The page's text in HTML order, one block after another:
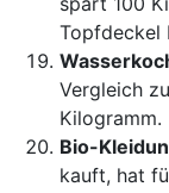
Topfdeckel
Vergleich
Kilogramm.
Bio-
kauft, hat